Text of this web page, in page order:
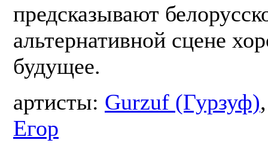
предсказывают
альтернативной сцене
будущее.
артисты: Gurzuf (Гурзуф)
Егор